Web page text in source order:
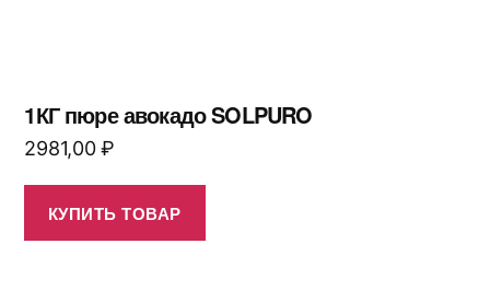
1КГ пюре авокадо SOLPURO
2981,00₽
КУПИТЬ ТОВАР